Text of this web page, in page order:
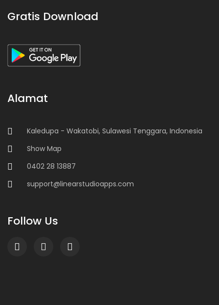
Gratis Download
Alamat
Kaledupa - Wakatobi, Sulawesi Tenggara, Indonesia
Show Map
0402 28 13887
support@linearstudioapps.com
Follow Us